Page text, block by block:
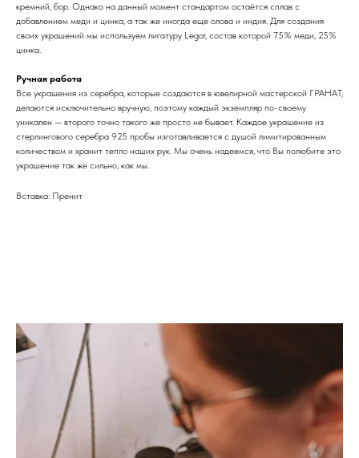
кремний, бор. Однако на данный момент стандартом остаётся сплав с
добавлением меди и цинка, а так же иногда еще олова и индия. Для создания
своих украшений мы используем лигатуру Legor, состав которой 75% меди, 25%
цинка.
Ручная работа
Все украшения из серебра, которые создаются в ювелирной мастерской ГРАНАТ,
делаются исключительно вручную, поэтому каждый экземпляр по-своему
уникален — второго точно такого же просто не бывает. Каждое украшение из
стерлингового серебра 925 пробы изготавливается с душой лимитированным
количеством и хранит тепло наших рук. Мы очень надеемся, что Вы полюбите это
украшение так же сильно, как мы.
Вставка: Пренит